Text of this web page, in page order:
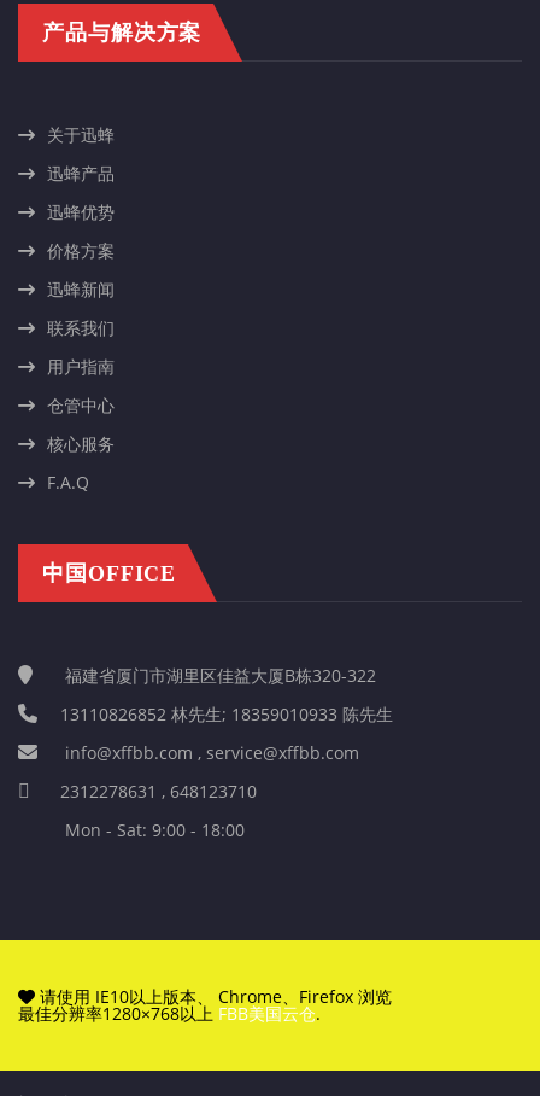
产品与解决方案
关于迅蜂
迅蜂产品
迅蜂优势
价格方案
迅蜂新闻
联系我们
用户指南
仓管中心
核心服务
F.A.Q
中国OFFICE
福建省厦门市湖里区佳益大厦B栋320-322
13110826852 林先生; 18359010933 陈先生
info@xffbb.com , service@xffbb.com
2312278631 , 648123710
Mon - Sat: 9:00 - 18:00
请使用 IE10以上版本、 Chrome、Firefox 浏览
最佳分辨率1280×768以上 FBB美国云仓.